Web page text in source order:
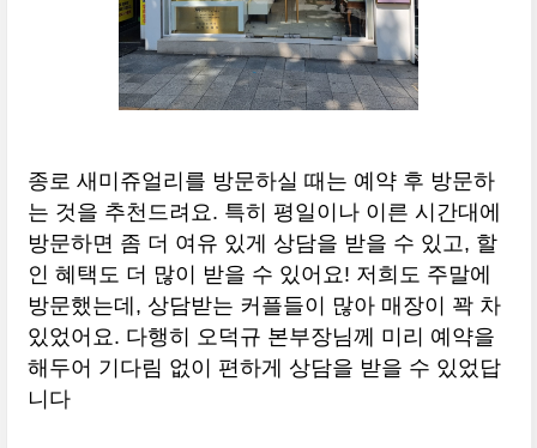
종로 새미쥬얼리를 방문하실 때는 예약 후 방문하
는 것을 추천드려요. 특히 평일이나 이른 시간대에
방문하면 좀 더 여유 있게 상담을 받을 수 있고, 할
인 혜택도 더 많이 받을 수 있어요! 저희도 주말에
방문했는데, 상담받는 커플들이 많아 매장이 꽉 차
있었어요. 다행히 오덕규 본부장님께 미리 예약을
해두어 기다림 없이 편하게 상담을 받을 수 있었답
니다​